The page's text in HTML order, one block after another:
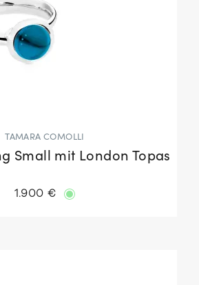
TAMARA COMOLLI
Small mit London Topas
1.900 €